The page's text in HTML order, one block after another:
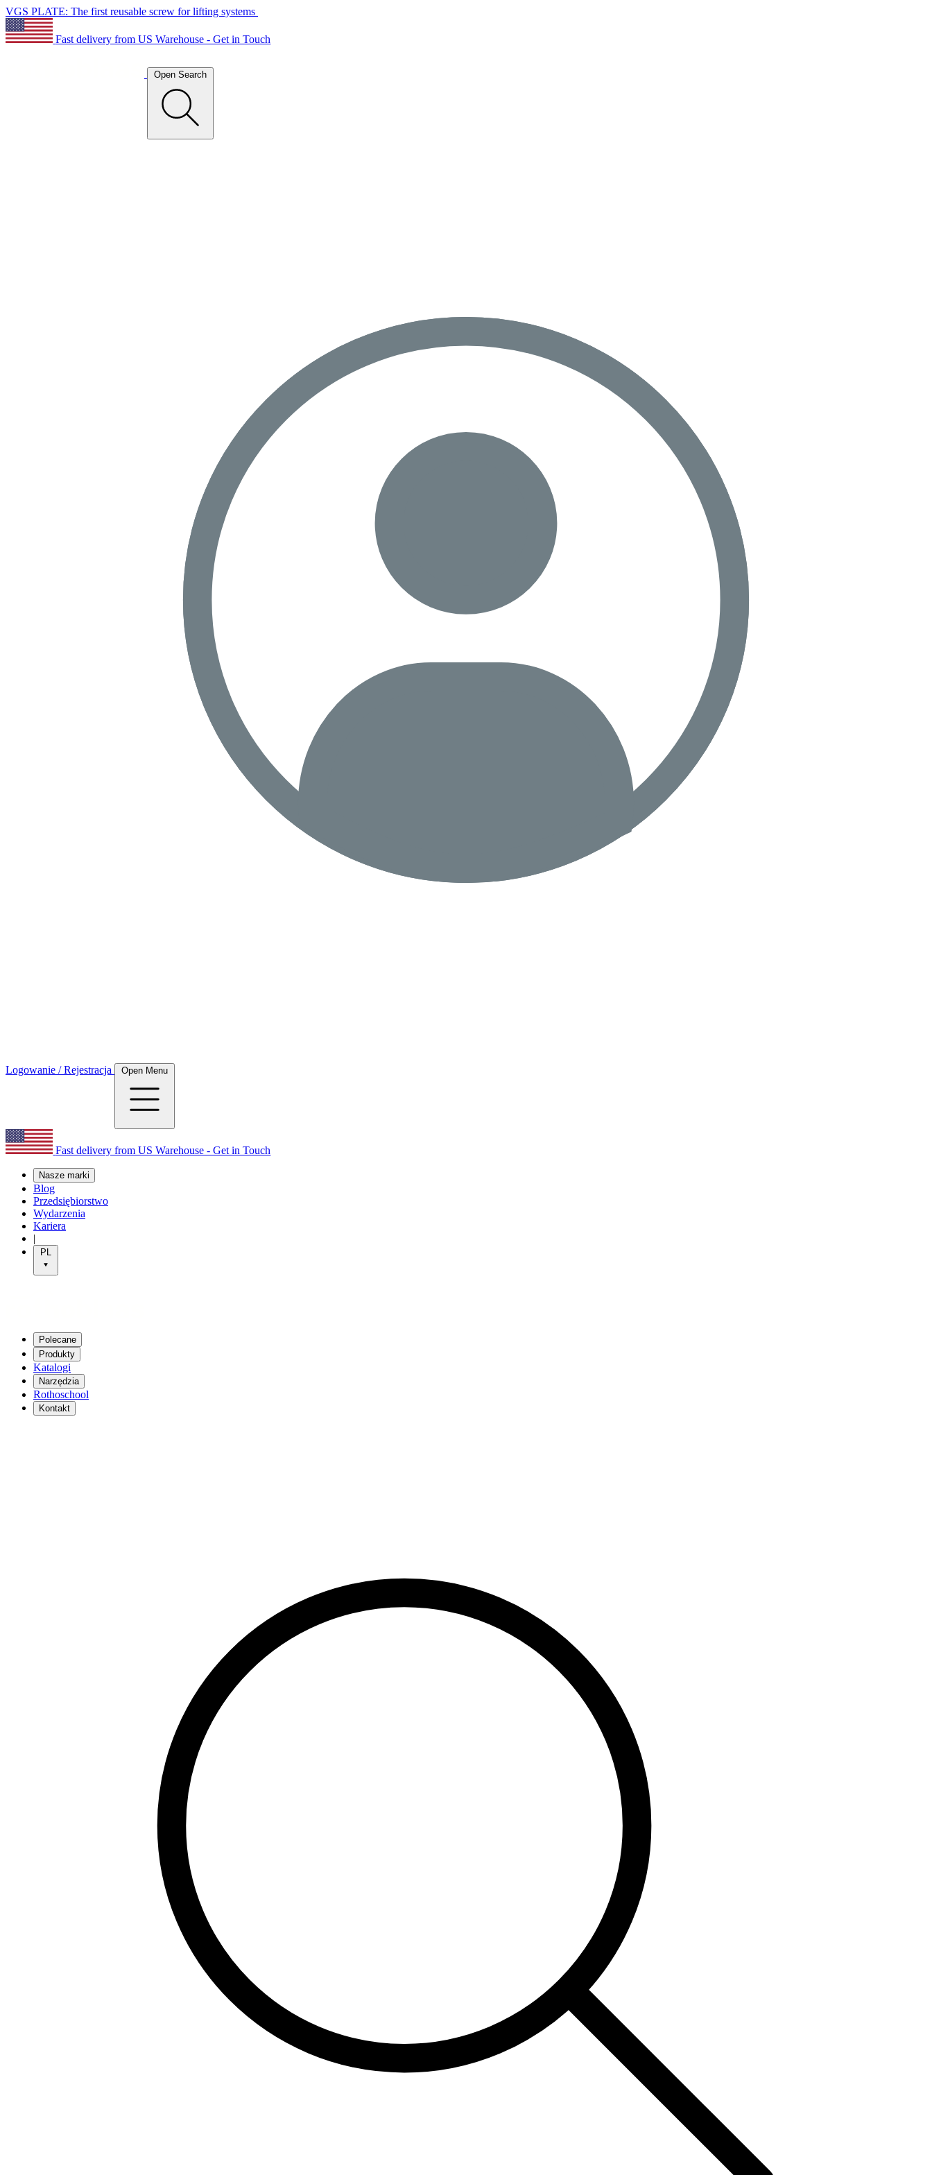
VGS PLATE: The first reusable screw for lifting systems
Fast delivery from US Warehouse - Get in Touch
Open Search
Logowanie / Rejestracja Open Menu
Fast delivery from US Warehouse - Get in Touch
Nasze marki
Blog
Przedsiębiorstwo
Wydarzenia
Kariera
|
PL
Polecane
Produkty
Katalogi
Narzędzia
Rothoschool
Kontakt